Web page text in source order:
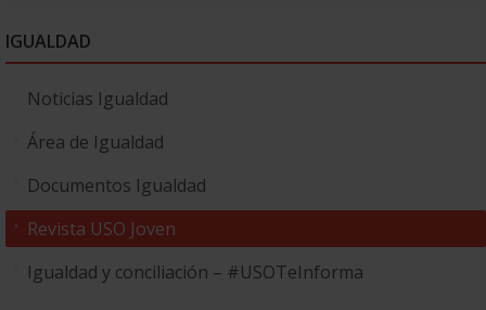
IGUALDAD
Noticias Igualdad
Área de Igualdad
Documentos Igualdad
Revista USO Joven
Igualdad y conciliación – #USOTeInforma